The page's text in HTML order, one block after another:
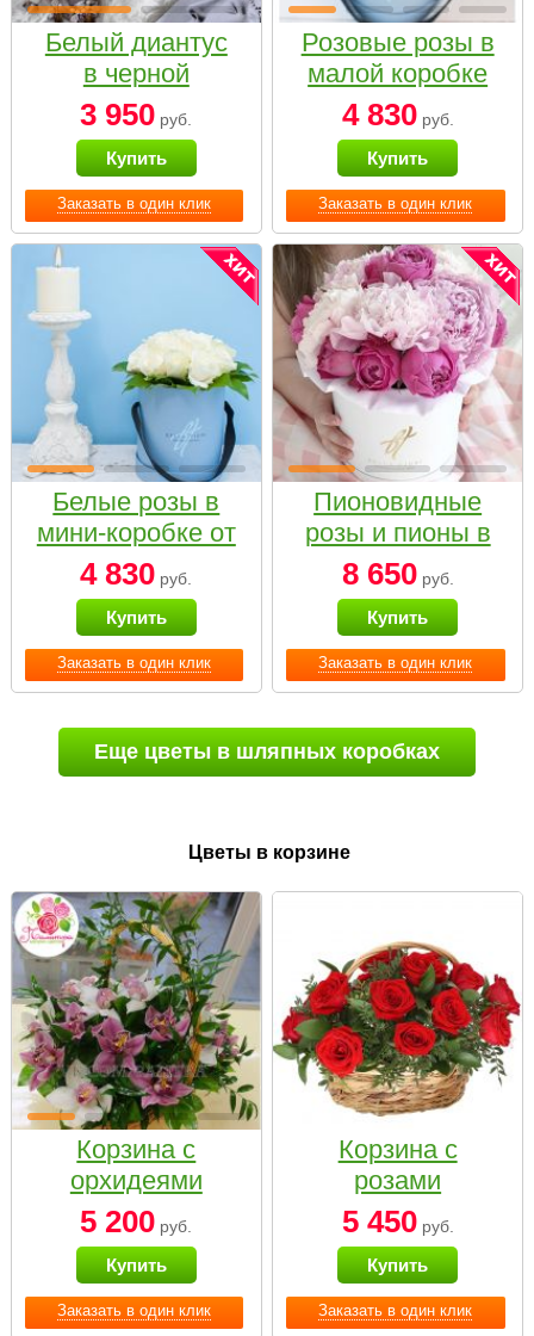
Заказать в один клик
Белый диантус
в черной
коробке Small
3 950 руб.
Купить
Заказать в один клик
Розовые розы в
малой коробке
4 830руб.
Купить
Заказать в один клик
Белые розы в
мини-коробке от
Bella Fiori
4 830 руб.
Купить
Заказать в один клик
Пионовидные
розы и пионы в
белой коробке
Small
8 650руб.
Купить
Еще цветы в шляпных коробках
Цветы в корзине
Заказать в один клик
Корзина с
орхидеями
малая
5 200 руб.
Купить
Заказать в один клик
Корзина с
розами
«Красный
Париж»
5 450руб.
Купить